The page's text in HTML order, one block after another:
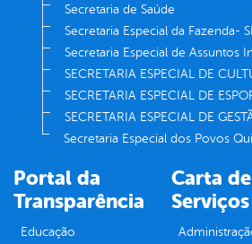
Secretaria de Saúde
Secretaria Especial da Fazenda-
Secretaria Especial de Assuntos
SECRETARIA ESPECIAL DE
SECRETARIA ESPECIAL DE
SECRETARIA ESPECIAL DE
Secretaria Especial dos Povos
Portal da
Transparência
Educação
Carta de
Serviços